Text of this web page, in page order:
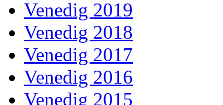
Venedig 2019
Venedig 2018
Venedig 2017
Venedig 2016
Venedig 2015